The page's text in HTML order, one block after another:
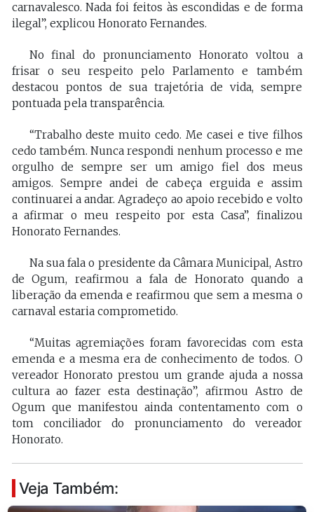
carnavalesco. Nada foi feitos às escondidas e de forma
ilegal”, explicou Honorato Fernandes.
No final do pronunciamento Honorato voltou a
frisar o seu respeito pelo Parlamento e também
destacou pontos de sua trajetória de vida, sempre
pontuada pela transparência.
“Trabalho deste muito cedo. Me casei e tive filhos
cedo também. Nunca respondi nenhum processo e me
orgulho de sempre ser um amigo fiel dos meus
amigos. Sempre andei de cabeça erguida e assim
continuarei a andar. Agradeço ao apoio recebido e volto
a afirmar o meu respeito por esta Casa”, finalizou
Honorato Fernandes.
Na sua fala o presidente da Câmara Municipal, Astro
de Ogum, reafirmou a fala de Honorato quando a
liberação da emenda e reafirmou que sem a mesma o
carnaval estaria comprometido.
“Muitas agremiações foram favorecidas com esta
emenda e a mesma era de conhecimento de todos. O
vereador Honorato prestou um grande ajuda a nossa
cultura ao fazer esta destinação”, afirmou Astro de
Ogum que manifestou ainda contentamento com o
tom conciliador do pronunciamento do vereador
Honorato.
Veja Também: